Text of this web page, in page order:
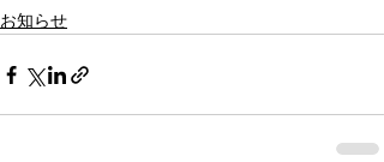
お知らせ